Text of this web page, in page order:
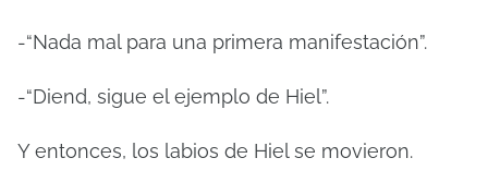
-“Nada mal para una primera manifestación”.
-“Diend, sigue el ejemplo de Hiel”.
Y entonces, los labios de Hiel se movieron.